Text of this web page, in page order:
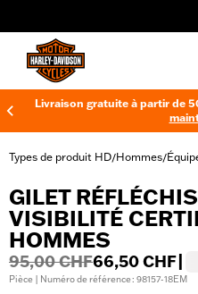
Livraison gratuite à partir de
Types de produit HD/Hommes/
GILET
VISIBILITÉ
HOMMES
95,00 CHF66,50 CHF
Pièce | Numéro de référence : 98157-18EM